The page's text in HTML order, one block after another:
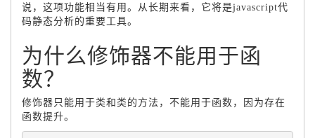
说，这项功能相当有用。从长期来看，它将是javascript代
码静态分析的重要工具。
为什么修饰器不能用于函
数？
修饰器只能用于类和类的方法，不能用于函数，因为存在
函数提升。